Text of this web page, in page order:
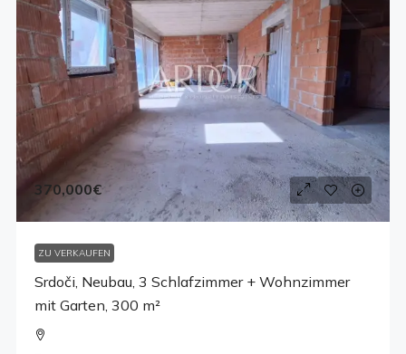
370,000€
ZU VERKAUFEN
Srdoči, Neubau, 3 Schlafzimmer + Wohnzimmer
mit Garten, 300 m²